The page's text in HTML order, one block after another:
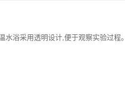
浴采用透明设计,便于观察实验过程。